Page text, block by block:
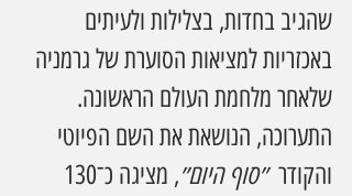
שהגיב בחדות, בצלילות ולעיתים
באכזריות למציאות הסוערת של גרמניה
שלאחר מלחמת העולם הראשונה.
התערוכה, הנושאת את השם הפיוטי
והקודר ״סוף היום״